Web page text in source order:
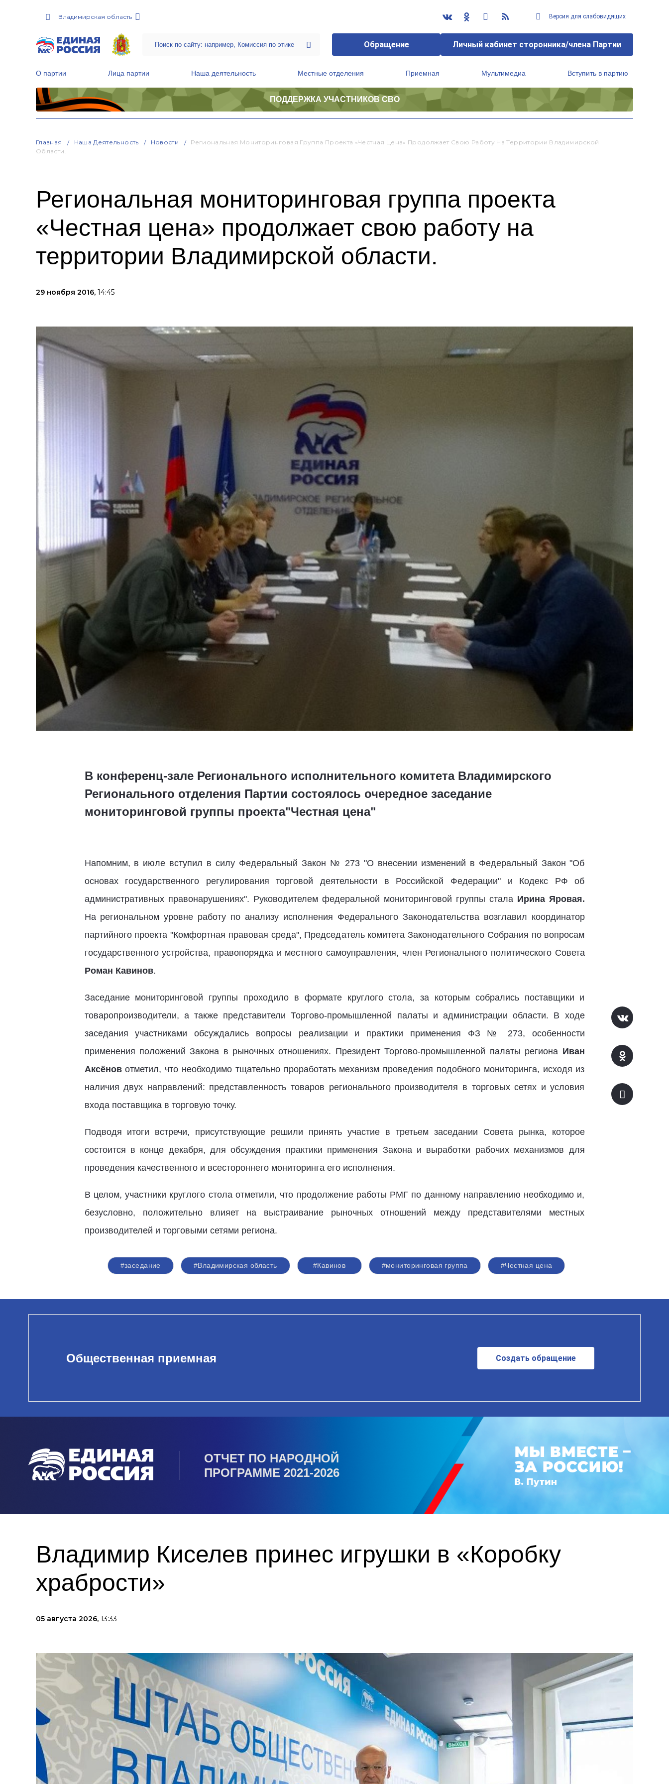
Владимирская область Версия для слабовидящих
Обращение Личный кабинет сторонника/члена Партии
О партии Лица партии Наша деятельность Местные отделения Приемная Мультимедиа Вступить в партию
ПОДДЕРЖКА УЧАСТНИКОВ СВО
Главная Наша Деятельность Новости
Региональная Мониторинговая Группа Проекта «Честная Цена» Продолжает Свою Работу На Территории Владимирской
Области.
Региональная мониторинговая группа проекта
«Честная цена» продолжает свою работу на
территории Владимирской области.
29 ноября 2016, 14:45
В конференц-зале Регионального исполнительного комитета Владимирского
Регионального отделения Партии состоялось очередное заседание
мониторинговой группы проекта"Честная цена"
Напомним, в июле вступил в силу Федеральный Закон № 273 "О внесении изменений в Федеральный Закон "Об
основах государственного регулирования торговой деятельности в Российской Федерации" и Кодекс РФ об
административных правонарушениях". Руководителем федеральной мониторинговой группы стала Ирина Яровая.
На региональном уровне работу по анализу исполнения Федерального Законодательства возглавил координатор
партийного проекта "Комфортная правовая среда", Председатель комитета Законодательного Собрания по вопросам
государственного устройства, правопорядка и местного самоуправления, член Регионального политического Совета
Роман Кавинов.
Заседание мониторинговой группы проходило в формате круглого стола, за которым собрались поставщики и
товаропроизводители, а также представители Торгово-промышленной палаты и администрации области. В ходе
заседания участниками обсуждались вопросы реализации и практики применения ФЗ № 273, особенности
применения положений Закона в рыночных отношениях. Президент Торгово-промышленной палаты региона Иван
Аксёновотметил, что необходимо тщательно проработать механизм проведения подобного мониторинга, исходя из
наличия двух направлений: представленность товаров регионального производителя в торговых сетях и условия
входа поставщика в торговую точку.
Подводя итоги встречи, присутствующие решили принять участие в третьем заседании Совета рынка, которое
состоится в конце декабря, для обсуждения практики применения Закона и выработки рабочих механизмов для
проведения качественного и всестороннего мониторинга его исполнения.
В целом, участники круглого стола отметили, что продолжение работы РМГ по данному направлению необходимо и,
безусловно, положительно влияет на выстраивание рыночных отношений между представителями местных
производителей и торговыми сетями региона.
#заседание #Владимирская область #Кавинов #мониторинговая группа #Честная цена
Общественная приемная Создать обращение
ОТЧЕТ ПО НАРОДНОЙ
ПРОГРАММЕ 2021-2026
Владимир Киселев принес игрушки в «Коробку
храбрости»
05 августа 2026, 13:33